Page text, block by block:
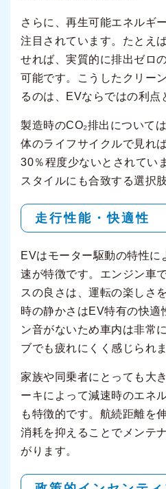
さらに、再生可能エネルギ
注目されています。たとえ
せれば、実質的に排出ゼロ
可能です。こうしたクリー
るのは、EVならではの利点
製造時のCO₂排出について
体のライフサイクルで見れ
30％程度少ないとされてい
スタイルにも合致する選択肢
走行性能・快適性
EVはモーター駆動の特性に
速が特徴です。エンジン車
スの良さは、運転の楽しさ
時の静かさはEV特有の快適
ン音がないため車内は非常
ブでも疲れにくく感じられま
家族や同乗者にとっても大
ーキによって減速時のエネ
も特徴的です。航続距離を
消耗を抑えることでメンテ
がります。